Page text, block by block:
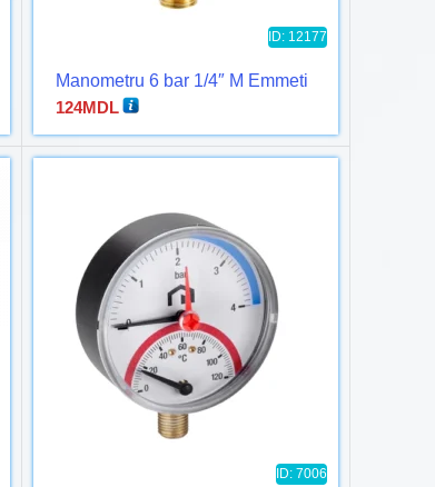
ID: 12177
Manometru 6 bar 1/4″ M Emmeti
124MDL
ID: 7006